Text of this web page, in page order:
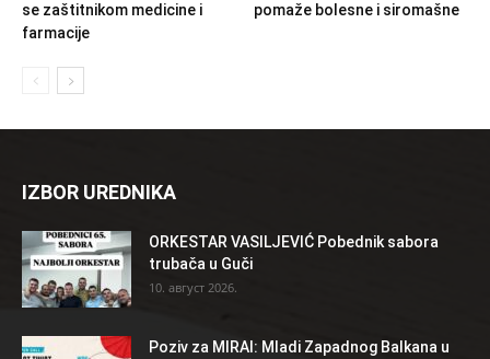
se zaštitnikom medicine i
farmacije
pomaže bolesne i siromašne
IZBOR UREDNIKA
ORKESTAR VASILJEVIĆ Pobednik sabora
trubača u Guči
10. август 2026.
Poziv za MIRAI: Mladi Zapadnog Balkana u